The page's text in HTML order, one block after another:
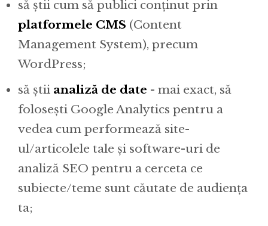
să știi cum să publici conținut prin
platformele CMS (Content
Management System), precum
WordPress;
să știi analiză de date - mai exact, să
folosești Google Analytics pentru a
vedea cum performează site-
ul/articolele tale și software-uri de
analiză SEO pentru a cerceta ce
subiecte/teme sunt căutate de audiența
ta;